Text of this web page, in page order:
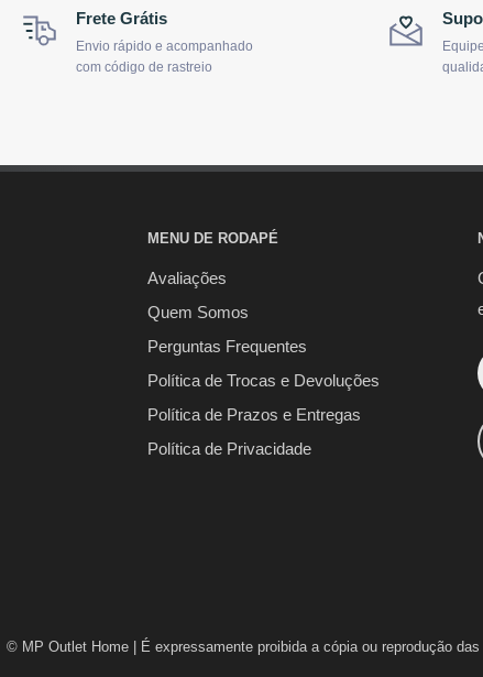
Frete Grátis
Envio rápido e acompanhado
com código de rastreio
MENU DE RODAPÉ
Avaliações
Quem Somos
Perguntas Frequentes
Política de Trocas e Devoluções
Política de Prazos e Entregas
Política de Privacidade
© MP Outlet Home | É expressamente proibida a cópia ou reprodução